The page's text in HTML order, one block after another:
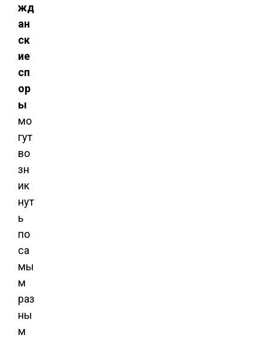
жд
ан
ск
ие
сп
ор
ы
мо
гут
во
зн
ик
нут
ь
по
са
мы
м
раз
ны
м